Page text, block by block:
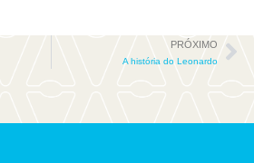
PRÓXIMO
A história do Leonardo